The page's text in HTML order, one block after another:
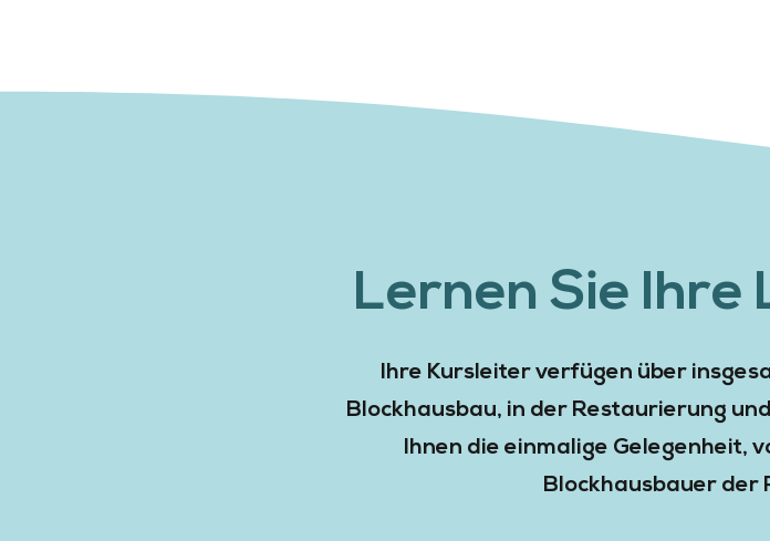
Lernen Sie Ihre
Ihre Kursleiter verfügen über
Blockhausbau, in der Restaurierung
Ihnen die einmalige Gelegenheit,
Blockhausbauer der